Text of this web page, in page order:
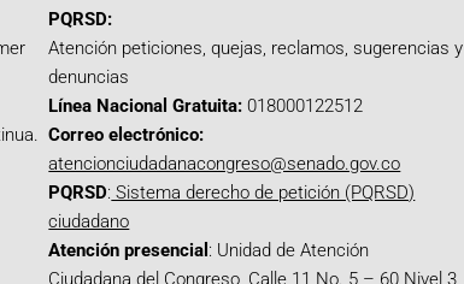
PQRSD:
Atención peticiones, quejas, reclamos, sugerencias y
denuncias
Línea Nacional Gratuita: 018000122512
Correo electrónico:
atencionciudadanacongreso@senado.gov.co
PQRSD: Sistema derecho de petición (PQRSD)
ciudadano
Atención presencial : Unidad de Atención
Ciudadana del Congreso, Calle 11 No. 5 – 60 Nivel 3